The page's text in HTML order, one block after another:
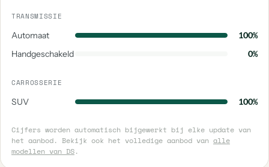
TRANSMISSIE
Automaat
100%
Handgeschakeld
0%
CARROSSERIE
SUV 100%
Cijfers worden automatisch bijgewerkt bij elke update van
het aanbod. Bekijk ook het volledige aanbod van alle
modellen van DS.